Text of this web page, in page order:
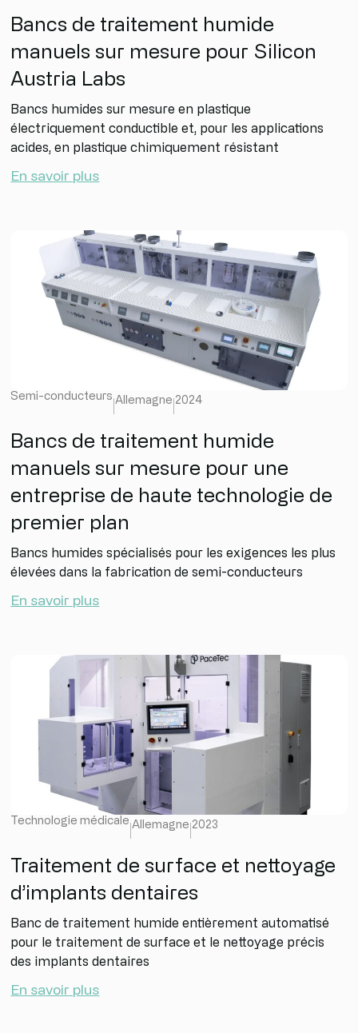
Bancs de traitement humide
manuels sur mesure pour Silicon
Austria Labs
Bancs humides sur mesure en plastique
électriquement conductible et, pour les applications
acides, en plastique chimiquement résistant
En savoir plus
Semi-conducteurs Allemagne 2024
Bancs de traitement humide
manuels sur mesure pour une
entreprise de haute technologie de
premier plan
Bancs humides spécialisés pour les exigences les plus
élevées dans la fabrication de semi-conducteurs
En savoir plus
Technologie médicale Allemagne 2023
Traitement de surface et nettoyage
d’implants dentaires
Banc de traitement humide entièrement automatisé
pour le traitement de surface et le nettoyage précis
des implants dentaires
En savoir plus